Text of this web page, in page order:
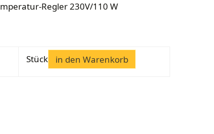
Regler 230V/110 W
Stück in den Warenkorb